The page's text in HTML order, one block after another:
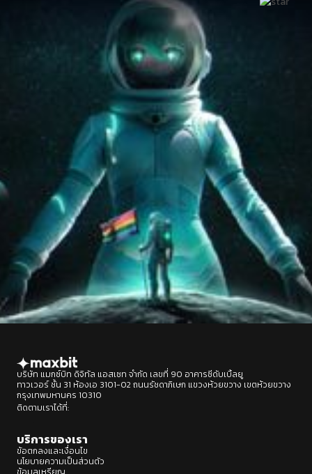
บริษัท แมกซ์บิท ดิจิทัล แอสเซท จำกัด เลขที่ 90 อาคารซีดับเบิ้ลยู
ทาวเวอร์ ชั้น 31 ห้องเอ 3101-02 ถนนรัชดาภิเษก แขวงห้วยขวาง เขตห้วยขวาง
กรุงเทพมหานคร 10310
ติดตามเราได้ที่:
บริการของเรา
ข้อตกลงและเงื่อนไข
นโยบายความเป็นส่วนตัว